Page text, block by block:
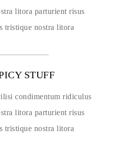
litora parturient risus
tristique nostra litora
STUFF
condimentum ridiculus
litora parturient risus
tristique nostra litora